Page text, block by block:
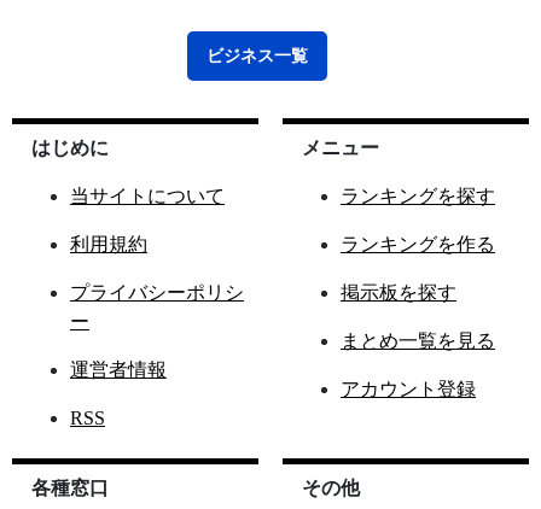
ビジネス一覧
はじめに
当サイトについて
利用規約
プライバシーポリシ
ー
運営者情報
RSS
メニュー
ランキングを探す
ランキングを作る
掲示板を探す
まとめ一覧を見る
アカウント登録
各種窓口 その他